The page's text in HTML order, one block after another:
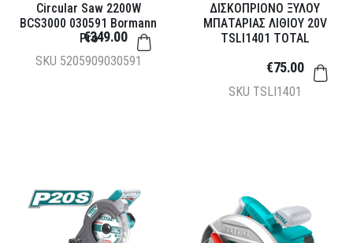
Circular Saw 2200W
BCS3000 030591 Bormann
Pro
SKU 5205909030591
€349.00
ΔΙΣΚΟΠΡΙΟΝΟ ΞΥΛΟΥ
ΜΠΑΤΑΡΙΑΣ ΛΙΘΙΟΥ 20V
TSLI1401 TOTAL
SKU TSLI1401
€75.00